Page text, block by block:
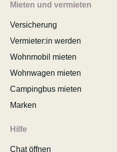
Mieten und vermieten
Versicherung
Vermieter:in werden
Wohnmobil mieten
Wohnwagen mieten
Campingbus mieten
Marken
Hilfe
Chat öffnen